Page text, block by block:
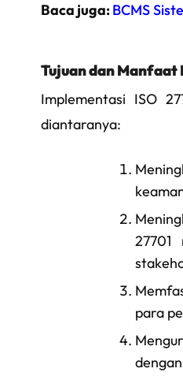
Baca juga:BCMS
Tujuan dan Manfaat
Implementasi ISO
diantaranya:
para